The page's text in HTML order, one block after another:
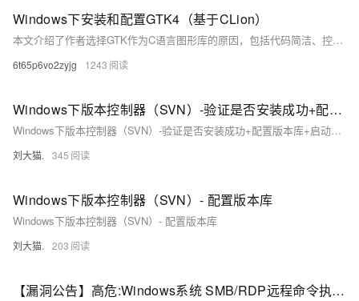
Windows下安装和配置GTK4（基于CLion）
本文介绍了作者选择GTK作为C语言图形库的原因，包括代码简洁、控件丰富和界面美观，并分享了在Windows环境下通过MSYS2安装GTK4及在CLion中配置开发环境的详细步骤。
6t65p6vo2zyjg 1243
Windows下版本控制器（SVN）-验证是否安装成功+配置版本库+启动服务器端程序
Windows下版本控制器（SVN）-验证是否安装成功+配置版本库+启动服务器端程序
刘大猫. 345
Windows下版本控制器（SVN）- 配置版本库
Windows下版本控制器（SVN）- 配置版本库
刘大猫. 203
【漏洞公告】高危:Windows系统 SMB/RDP远程命令执行漏洞